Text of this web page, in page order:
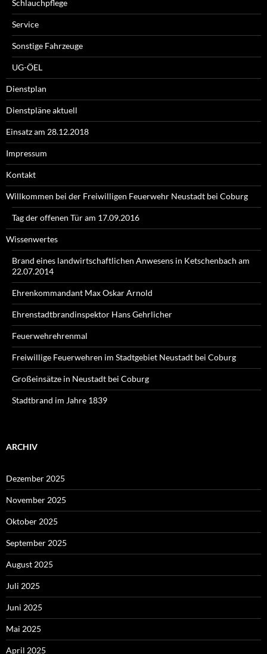
Schlauchpflege
Service
Sonstige Fahrzeuge
UG-ÖEL
Dienstplan
Dienstpläne aktuell
Einsatz am 28.12.2018
Impressum
Kontakt
Willkommen bei der Freiwilligen Feuerwehr Neustadt bei Coburg
Tag der offenen Tür am 17.09.2016
Wissenwertes
Brand eines landwirtschaftlichen Anwesens in Ketschenbach am
22.07.2014
Ehrenkommandant Max Oskar Arnold
Ehrenstadtbrandinspektor Hans Gehrlicher
Feuerwehrehrenmal
Freiwillige Feuerwehren im Stadtgebiet Neustadt bei Coburg
Großeinsätze in Neustadt bei Coburg
Stadtbrand im Jahre 1839
ARCHIV
Dezember 2025
November 2025
Oktober 2025
September 2025
August 2025
Juli 2025
Juni 2025
Mai 2025
April 2025